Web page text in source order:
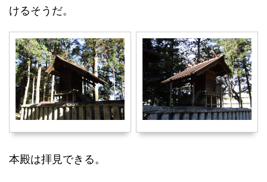
けるそうだ。
本殿は拝見できる。